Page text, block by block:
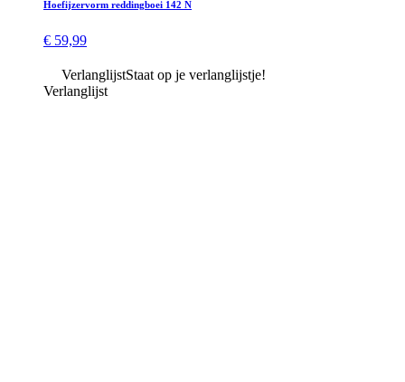
Hoefijzervorm reddingboei 142 N
€ 59,99
VerlanglijstStaat op je verlanglijstje!
Verlanglijst